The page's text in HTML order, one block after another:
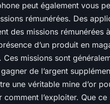
peut également vous
rémunérées. Des
des missions rémunérées
d’un produit en
missions sont
de l’argent
une véritable mine d’or
l’exploiter. Que